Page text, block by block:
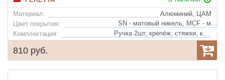
Материал:
Алюминий, ЦАМ
Цвет покрытия:
SN - матовый никель, MCF - матовый кофе, PCF - глянцевый кофе
Комплектация:
Ручка 2шт, крепёж, стяжки, квадрат
810 руб.